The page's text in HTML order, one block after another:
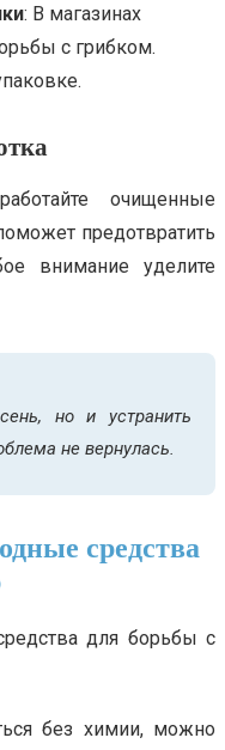
: В магазинах
с грибком.
очищенные
предотвратить
внимание уделите
но и устранить
не вернулась.
средства
без химии, можно